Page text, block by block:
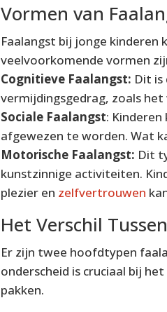
Vormen van
Faalangst bij jonge kinderen
veelvoorkomende vormen
Cognitieve Faalangst: Dit
vermijdingsgedrag, zoals
Sociale Faalangst:
afgewezen te worden. Wat
Motorische Faalangst: Dit
kunstzinnige activiteiten.
plezier en zelfvertrouwen
Het Verschil
Er zijn twee hoofdtypen
onderscheid is cruciaal bij
pakken.